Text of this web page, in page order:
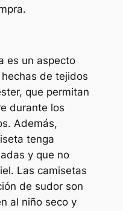
es un aspecto
de tejidos
que permitan
durante los
Además,
tenga
y que no
Las camisetas
de sudor son
al niño seco y